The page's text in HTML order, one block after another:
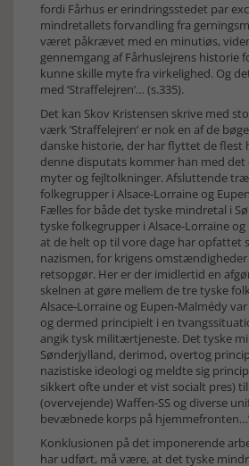
fordi Fårhus er erindringsstedet par
mindretallets forvandling fra
været påkrævet med en minutiøs,
gennemgang af Fårhuslejrens historie
kunne skille myte fra virkelighed. Og
med ’Straffelejren’… (s.335).
Det kan Skov Kristensen skrive med
værk ’Straffelejren’ er nok en af de
danske historie, der har flyttet de flest
denne disputats kommer han med det
myter og fejltolkninger. Afsluttende
folkegrupper i Alsace-Lorraine og
Fælles for både det tyske mindretal i
tyske folkegrupper i Alsace-Lorraine
at de helt op til vore dage har opfattet
nazismen, for krigens
retsopgør. Her er der imidlertid en
skelnen at gøre mellem de tre tyske
Alsace-Lorraine og Eupen-Malmédy
og dermed principielt i en
angik tysk militærtjeneste. Det tyske
Sønderjylland, derimod, overtog
nazistiske ideologi og meldte sig
sikkert ofte under et vist socialt pres)
(overvejende) Waffen-SS og diverse
bevæbnede korps på
Konklusionen på det imponerende
har udført, må være, at det tyske